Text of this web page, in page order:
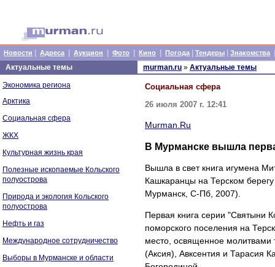
Новости Адреса Аукцион Фото Кино Погода Тендеры Знакомства
Актуальные темы
Экономика региона
Арктика
Социальная сфера
ЖКХ
Культурная жизнь края
Полезные ископаемые Кольского
полуострова
Природа и экология Кольского
полуострова
Нефть и газ
Международное сотрудничество
Выборы в Мурманске и области
murman.ru » Актуальные темы
Социальная сфера
26 июля 2007 г. 12:41
Murman.Ru
В Мурманске вышла
Вышла в свет книга игумена
Кашкаранцы на Терском
Мурманск, С-Пб, 2007).
Первая книга серии "Святыни
поморского поселения на
место, освященное молитвами
(Аксия), Авксентия и Тарасия